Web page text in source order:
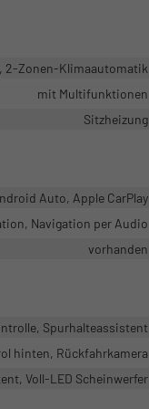
2-Zonen-Klimaautomatik
mit Multifunktionen
Sitzheizung
Auto, Apple CarPlay
Navigation per Audio
vorhanden
Spurhalteassistent
hinten, Rückfahrkamera
Voll-LED Scheinwerfer